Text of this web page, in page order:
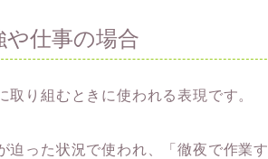
や仕事の場合
取り組むときに使われる表現です。
迫った状況で使われ、「徹夜で作業す